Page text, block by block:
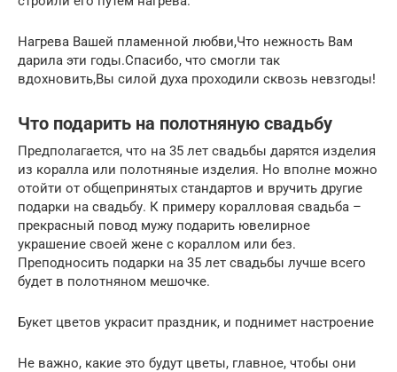
Нагрева Вашей пламенной любви,Что нежность Вам
дарила эти годы.Спасибо, что смогли так
вдохновить,Вы силой духа проходили сквозь невзгоды!
Что подарить на полотняную свадьбу
Предполагается, что на 35 лет свадьбы дарятся изделия
из коралла или полотняные изделия. Но вполне можно
отойти от общепринятых стандартов и вручить другие
подарки на свадьбу. К примеру коралловая свадьба –
прекрасный повод мужу подарить ювелирное
украшение своей жене с кораллом или без.
Преподносить подарки на 35 лет свадьбы лучше всего
будет в полотняном мешочке.
Букет цветов украсит праздник, и поднимет настроение
Не важно, какие это будут цветы, главное, чтобы они